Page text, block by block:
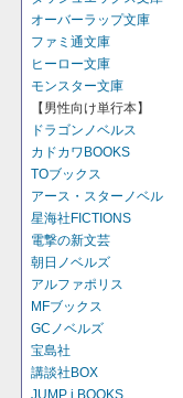
オーバーラップ文庫
ファミ通文庫
ヒーロー文庫
モンスター文庫
【男性向け単行本】
ドラゴンノベルス
カドカワBOOKS
TOブックス
アース・スターノベル
星海社FICTIONS
電撃の新文芸
朝日ノベルズ
アルファポリス
MFブックス
GCノベルズ
宝島社
講談社BOX
JUMP j BOOKS